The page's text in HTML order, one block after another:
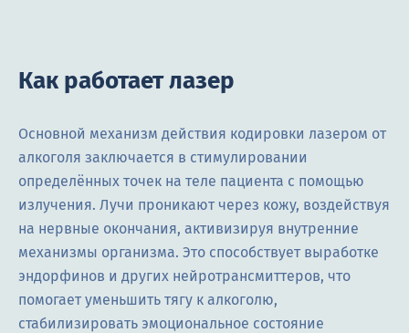
Как работает лазер
Основной механизм действия кодировки лазером от
алкоголя заключается в стимулировании
определённых точек на теле пациента с помощью
излучения. Лучи проникают через кожу, воздействуя
на нервные окончания, активизируя внутренние
механизмы организма. Это способствует выработке
эндорфинов и других нейротрансмиттеров, что
помогает уменьшить тягу к алкоголю,
стабилизировать эмоциональное состояние